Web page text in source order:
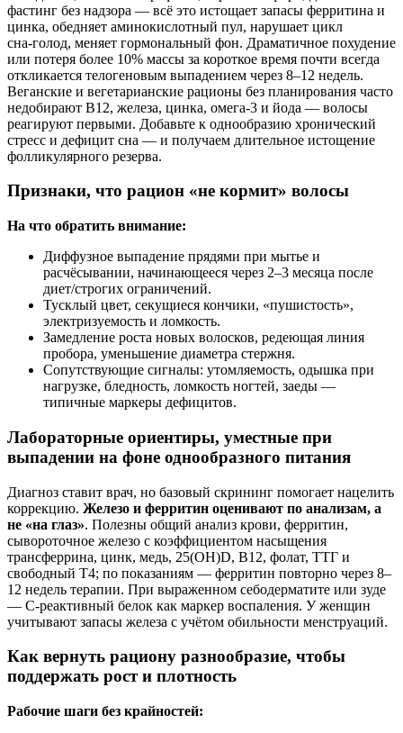
фастинг без надзора — всё это истощает запасы ферритина и
цинка, обедняет аминокислотный пул, нарушает цикл
сна‑голод, меняет гормональный фон. Драматичное похудение
или потеря более 10% массы за короткое время почти всегда
откликается телогеновым выпадением через 8–12 недель.
Веганские и вегетарианские рационы без планирования часто
недобирают B12, железа, цинка, омега‑3 и йода — волосы
реагируют первыми. Добавьте к однообразию хронический
стресс и дефицит сна — и получаем длительное истощение
фолликулярного резерва.
Признаки, что рацион «не кормит» волосы
На что обратить внимание:
Диффузное выпадение прядями при мытье и
расчёсывании, начинающееся через 2–3 месяца после
диет/строгих ограничений.
Тусклый цвет, секущиеся кончики, «пушистость»,
электризуемость и ломкость.
Замедление роста новых волосков, редеющая линия
пробора, уменьшение диаметра стержня.
Сопутствующие сигналы: утомляемость, одышка при
нагрузке, бледность, ломкость ногтей, заеды —
типичные маркеры дефицитов.
Лабораторные ориентиры, уместные при
выпадении на фоне однообразного питания
Диагноз ставит врач, но базовый скрининг помогает нацелить
коррекцию. Железо и ферритин оценивают по анализам, а
не «на глаз». Полезны общий анализ крови, ферритин,
сывороточное железо с коэффициентом насыщения
трансферрина, цинк, медь, 25(OH)D, B12, фолат, ТТГ и
свободный Т4; по показаниям — ферритин повторно через 8–
12 недель терапии. При выраженном себодерматите или зуде
— С‑реактивный белок как маркер воспаления. У женщин
учитывают запасы железа с учётом обильности менструаций.
Как вернуть рациону разнообразие, чтобы
поддержать рост и плотность
Рабочие шаги без крайностей: